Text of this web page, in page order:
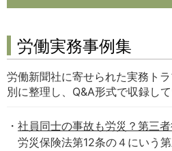
労働実務事例集
労働新聞社に寄せられた実務ト
別に整理し、Q&A形式で収録して
社員同士の事故も労災？第三
労災保険法第12条の４にいう